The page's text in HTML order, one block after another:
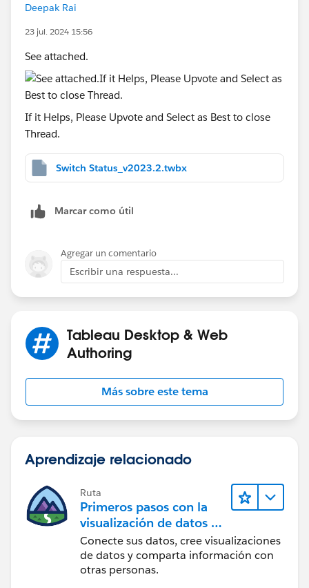
Deepak Rai
23 jul. 2024 15:56
See attached.
If it Helps, Please Upvote and Select as Best to close
Thread.
Switch Status_v2023.2.twbx
Marcar como útil
Agregar un comentario
Escribir una respuesta...
Tableau Desktop & Web
Authoring
Más sobre este tema
Aprendizaje relacionado
Ruta
Primeros pasos con la
visualización de datos en
Tableau Desktop
Conecte sus datos, cree visualizaciones
de datos y comparta información con
otras personas.